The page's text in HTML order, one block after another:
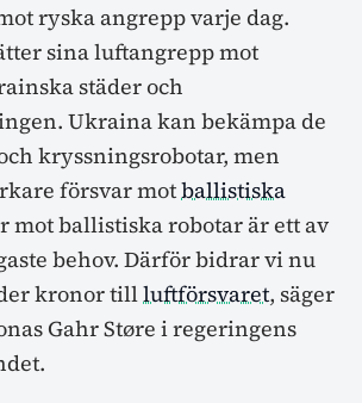
ryska angrepp varje dag.
sina luftangrepp mot
städer och
Ukraina kan bekämpa de
kryssningsrobotar, men
försvar motballistiska
mot ballistiska robotar är ett av
behov. Därför bidrar vi nu
kronor tillluftförsvaret, säger
Gahr Støre i regeringens